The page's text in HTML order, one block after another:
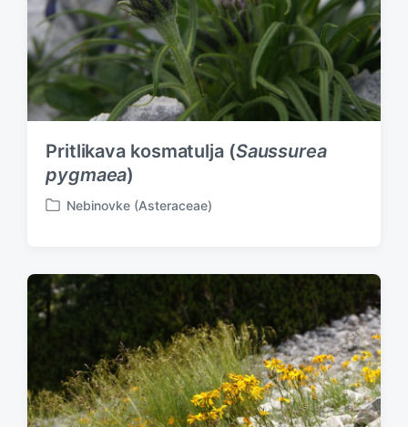
Pritlikava kosmatulja (Saussurea
pygmaea)
P
t
e
d
Nebinovke (Asteraceae)